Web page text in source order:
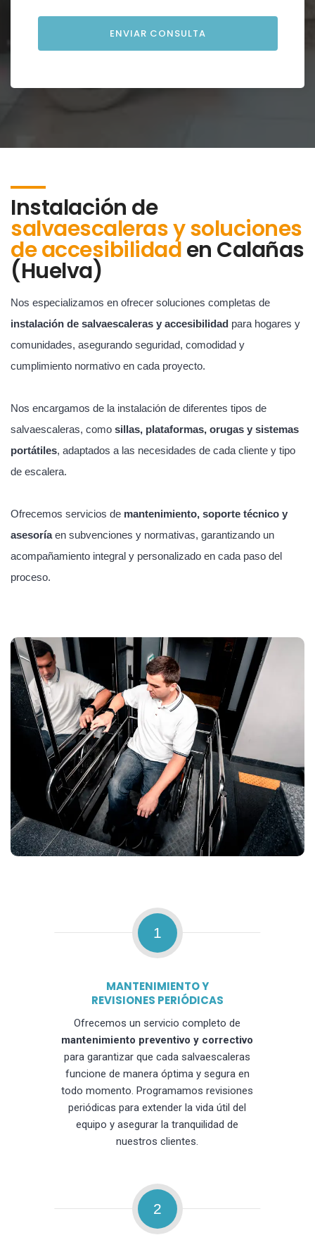
Instalación de
salvaescaleras y soluciones
de accesibilidaden Calañas
(Huelva)
Nos especializamos en ofrecer soluciones completas de
instalación de salvaescaleras y accesibilidad para hogares y
comunidades, asegurando seguridad, comodidad y
cumplimiento normativo en cada proyecto.
Nos encargamos de la instalación de diferentes tipos de
salvaescaleras, como sillas, plataformas, orugas y sistemas
portátiles, adaptados a las necesidades de cada cliente y tipo
de escalera.
Ofrecemos servicios de mantenimiento, soporte técnico y
asesoríaen subvenciones y normativas, garantizando un
acompañamiento integral y personalizado en cada paso del
proceso.
1
MANTENIMIENTO Y
REVISIONES PERIÓDICAS
Ofrecemos un servicio completo de
mantenimiento preventivo y correctivo
para garantizar que cada salvaescaleras
funcione de manera óptima y segura en
todo momento. Programamos revisiones
periódicas para extender la vida útil del
equipo y asegurar la tranquilidad de
nuestros clientes.
2